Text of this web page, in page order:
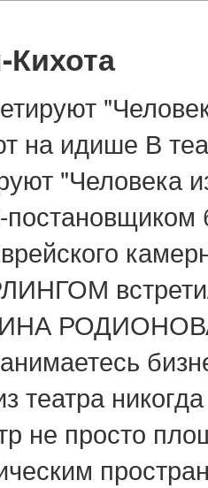
на идише В
"Человека
театра
не просто